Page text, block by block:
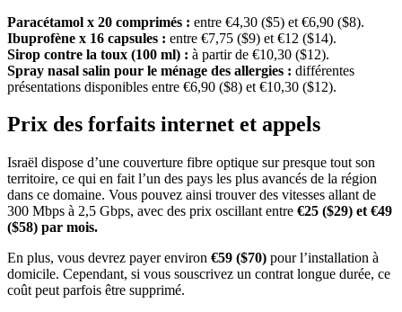
Paracétamol x 20 comprimés : entre €4,30 ($5) et €6,90 ($8).
Ibuprofène x 16 capsules : entre €7,75 ($9) et €12 ($14).
Sirop contre la toux (100 ml) : à partir de €10,30 ($12).
Spray nasal salin pour le ménage des allergies : différentes
présentations disponibles entre €6,90 ($8) et €10,30 ($12).
Prix des forfaits internet et appels
Israël dispose d’une couverture fibre optique sur presque tout son
territoire, ce qui en fait l’un des pays les plus avancés de la région
dans ce domaine. Vous pouvez ainsi trouver des vitesses allant de
300 Mbps à 2,5 Gbps, avec des prix oscillant entre €25 ($29) et €49
($58) par mois.
En plus, vous devrez payer environ €59 ($70) pour l’installation à
domicile. Cependant, si vous souscrivez un contrat longue durée, ce
coût peut parfois être supprimé.